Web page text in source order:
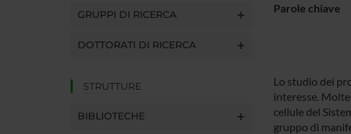
GRUPPI DI RICERCA
DOTTORATI DI RICERCA
STRUTTURE
BIBLIOTECHE
Parole chiave
Lo studio dei
interesse.
cellule del
gruppo di